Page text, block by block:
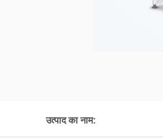
उत्पाद का नाम: